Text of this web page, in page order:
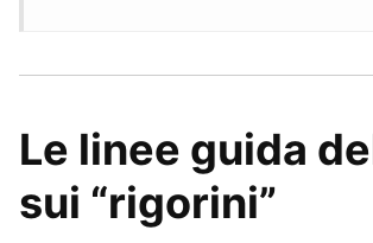
Le linee guida
sui “rigorini”